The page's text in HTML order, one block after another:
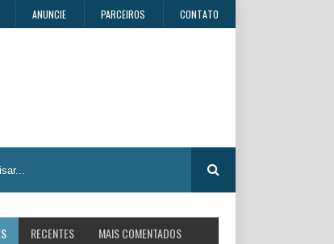
ANUNCIE PARCEIROS CONTATO
RECENTES MAIS COMENTADOS